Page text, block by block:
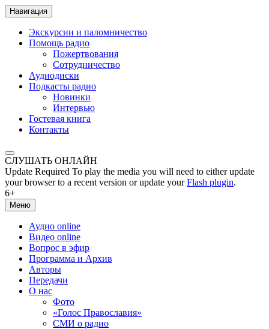
Навигация
Экскурсии и паломничество
Помощь радио
Пожертвования
Сотрудничество
Аудиодиски
Подкасты радио
Новинки
Интервью
Гостевая книга
Контакты
СЛУШАТЬ ОНЛАЙН
Update Required To play the media you will need to either update
your browser to a recent version or update yourFlash plugin.
6+
Меню
Аудио online
Видео online
Вопрос в эфир
Программа и Архив
Авторы
Передачи
О нас
Фото
«Голос Православия»
СМИ о радио